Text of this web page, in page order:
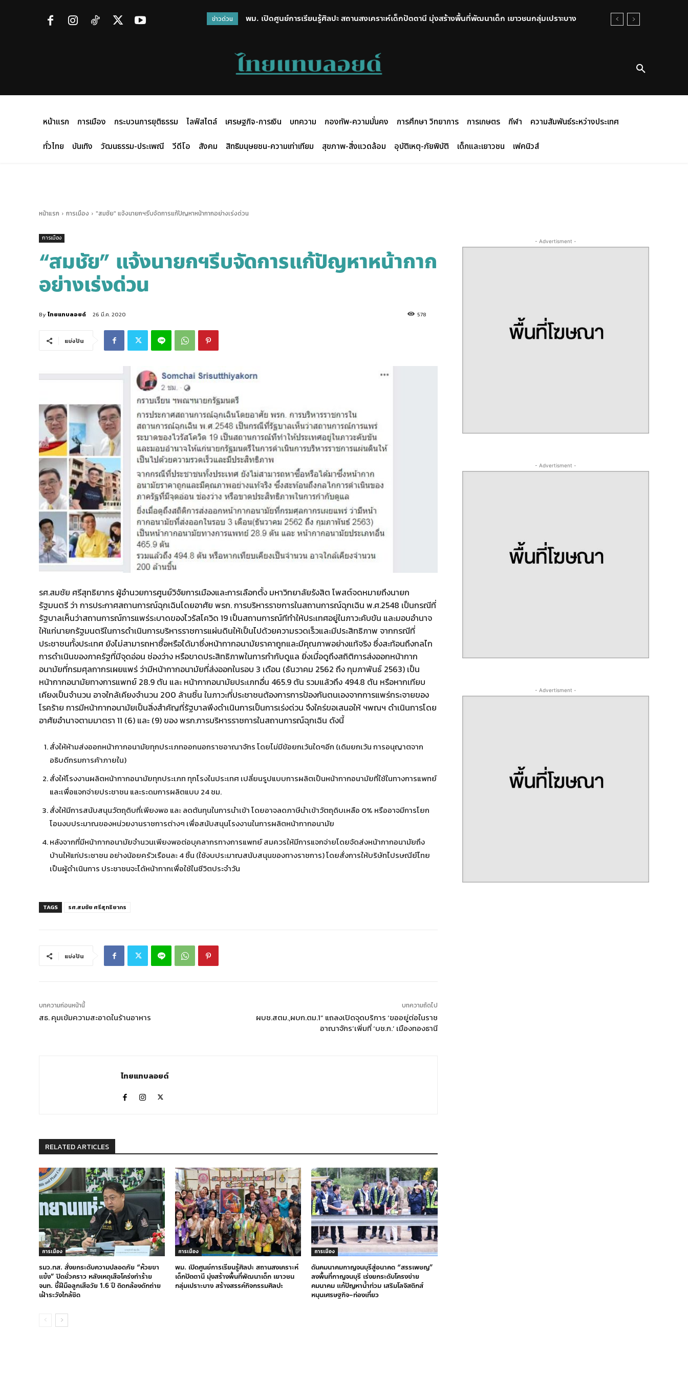
ข่าวด่วน
พม. เปิดศูนย์การเรียนรู้ศิลปะ สถานสงเคราะห์เด็กปัตตานี มุ่งสร้างพื้นที่พัฒนาเด็ก เยาวชนกลุ่มเปราะบาง
หน้าแรก การเมือง กระบวนการยุติธรรม ไลฟ์สไตล์ เศรษฐกิจ-การเงิน บทความ กองทัพ-ความมั่นคง การศึกษา วิทยาการ การเกษตร กีฬา
ความสัมพันธ์ระหว่างประเทศ
ทั่วไทย
บันเทิง วัฒนธรรม-ประเพณี วีดีโอ สังคม สิทธิมนุษยชน-ความเท่าเทียม สุขภาพ-สิ่งแวดล้อม อุบัติเหตุ-ภัยพิบัติ เด็กและเยาวชน เฟคนิวส์
หน้าแรก การเมือง "สมชัย" แจ้งนายกฯรีบจัดการแก้ปัญหาหน้ากากอย่างเร่งด่วน
การเมือง
“สมชัย” แจ้งนายกฯรีบจัดการแก้ปัญหาหน้ากาก
อย่างเร่งด่วน
By ไทยแทบลอยด์ 26 มี.ค. 2020 578
แบ่งปัน
รศ.สมชัย ศรีสุทธิยากร ผู้อำนวยการศูนย์วิจัยการเมืองและการเลือกตั้ง มหาวิทยาลัยรังสิต โพสต์จดหมายถึงนายก
รัฐมนตรี ว่า การประกาศสถานการณ์ฉุกเฉินโดยอาศัย พรก. การบริหารราชการในสถานการณ์ฉุกเฉิน พ.ศ.2548 เป็นกรณีที่
รัฐบาลเห็นว่าสถานการณ์การแพร่ระบาดของไวรัสโควิด 19 เป็นสถานการณ์ทีทำให้ประเทศอยู่ในภาวะคับขัน และมอบอำนาจ
ให้แก่นายกรัฐมนตรีในการดำเนินการบริหารราชการแผ่นดินให้เป็นไปด้วยความรวดเร็วและมีประสิทธิภาพ จากกรณีที่
ประชาชนทั้งประเทศ ยังไม่สามารถหาซื้อหรือได้มาซึ่งหน้ากากอนามัยราคาถูกและมีคุณภาพอย่างแท้จริง ซึ่งสะท้อนถึงกลไก
การดำเนินของภาครัฐที่มีจุดอ่อน ช่องว่าง หรือขาดประสิทธิภาพในการกำกับดูแล ยิ่งเมื่อดูถึงสถิติการส่งออกหน้ากาก
อนามัยที่กรมศุลกากรเผยแพร่ ว่ามีหน้ากากอนามัยที่ส่งออกในรอบ 3 เดือน (ธันวาคม 2562 ถึง กุมภาพันธ์ 2563) เป็น
หน้ากากอนามัยทางการแพทย์ 28.9 ตัน และ หน้ากากอนามัยประเภทอื่น 465.9 ตัน รวมแล้วถึง 494.8 ตัน หรือหากเทียบ
เคียงเป็นจำนวน อาจใกล้เคียงจำนวน 200 ล้านชิ้น ในภาวะที่ประชาชนต้องการการป้องกันตนเองจากการแพร่กระจายของ
โรคร้าย การมีหน้ากากอนามัยเป็นสิ่งสำคัญที่รัฐบาลพึงดำเนินการเป็นการเร่งด่วน จึงใคร่ขอเสนอให้ ฯพณฯ ดำเนินการโดย
อาศัยอำนาจตามมาตรา 11 (6) และ (9) ของ พรก.การบริหารราชการในสถานการณ์ฉุกเฉิน ดังนี้
สั่งให้ห้ามส่งออกหน้ากากอนามัยทุกประเภทออกนอกราชอาณาจักร โดยไม่มีข้อยกเว้นใดๆอีก (เดิมยกเว้น การอนุญาตจาก
อธิบดีกรมการค้าภายใน)
สั่งให้โรงงานผลิตหน้ากากอนามัยทุกประเภท ทุกโรงในประเทศ เปลี่ยนรูปแบบการผลิตเป็นหน้ากากอนามัยที่ใช้ในทางการแพทย์
และเพื่อแจกจ่ายประชาชน และระดมการผลิตแบบ 24 ชม.
สั่งให้มีการสนับสนุนวัตถุดิบที่เพียงพอ และ ลดต้นทุนในการนำเข้า โดยอาจลดภาษีนำเข้าวัตถุดิบเหลือ 0% หรืออาจมีการโยก
โอนงบประมาณของหน่วยงานราชการต่างๆ เพื่อสนับสนุนโรงงานในการผลิตหน้ากากอนามัย
หลังจากที่มีหน้ากากอนามัยจำนวนเพียงพอต่อบุคลากรทางการแพทย์ สมควรให้มีการแจกจ่ายโดยจัดส่งหน้ากากอนามัยถึง
บ้านให้แก่ประชาชน อย่างน้อยครัวเรือนละ 4 ชิ้น (ใช้งบประมาณสนับสนุนของทางราชการ) โดยสั่งการให้บริษัทไปรษณีย์ไทย
เป็นผู้ดำเนินการ ประชาชนจะได้หน้ากากเพื่อใช้ในชีวิตประจำวัน
TAGS รศ.สมชัย ศรีสุทธิยากร
แบ่งปัน
บทความก่อนหน้านี้
สธ. คุมเข้มความสะอาดในร้านอาหาร
บทความถัดไป
ผบช.สตม.,ผบก.ตม.1” แถลงเปิดจุดบริการ ‘ขออยู่ต่อในราช
อาณาจักร’เพิ่มที่ ‘บช.ก.’ เมืองทองธานี
ไทยแทบลอยด์
RELATED ARTICLES
การเมือง
รมว.ทส. สั่งยกระดับความปลอดภัย “ห้วยขา
แข้ง” ปิดชั่วคราว หลังเหตุเสือโคร่งทำร้าย
จนท. ชี้ฝีมือลูกเสือวัย 1.6 ปี ติดกล้องดักถ่าย
เฝ้าระวังใกล้ชิด
การเมือง
พม. เปิดศูนย์การเรียนรู้ศิลปะ สถานสงเคราะห์
เด็กปัตตานี มุ่งสร้างพื้นที่พัฒนาเด็ก เยาวชน
กลุ่มเปราะบาง สร้างสรรค์กิจกรรมศิลปะ
การเมือง
ดันคมนาคมกาญจนบุรีสู่อนาคต “สรรเพชญ”
ลงพื้นที่กาญจนบุรี เร่งยกระดับโครงข่าย
คมนาคม แก้ปัญหาน้ำท่วม เสริมโลจิสติกส์
หนุนเศรษฐกิจ–ท่องเที่ยว
- Advertisment -
- Advertisment -
- Advertisment -